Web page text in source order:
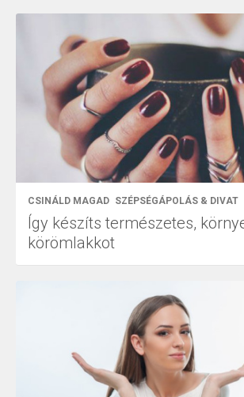
CSINÁLD MAGAD SZÉPSÉGÁPOLÁS & DIVAT
Így készíts természetes,
körömlakkot